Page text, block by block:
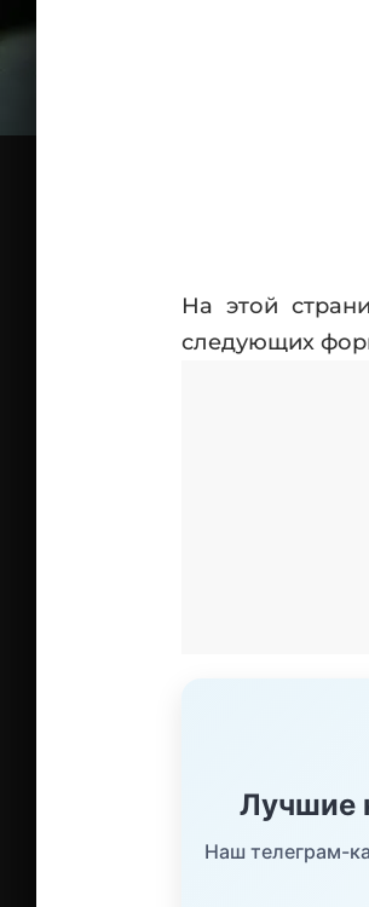
На этой
следующих
Лучшие
Наш телеграм-